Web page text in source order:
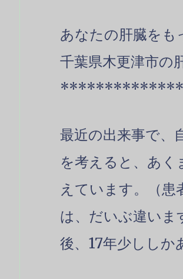
あなたの肝臓を
千葉県木更津市
最近の出来事で、
を考えると、あ
えています。（患
は、だいぶ違いま
後、17年少ししか